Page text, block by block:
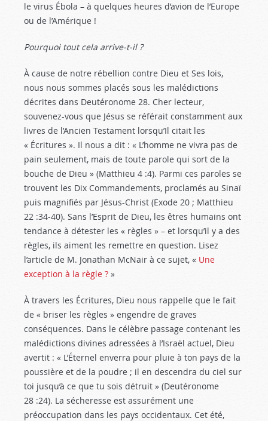
le virus Ébola – à quelques heures d’avion de l’Europe
ou de l’Amérique !
Pourquoi tout cela arrive-t-il ?
À cause de notre rébellion contre Dieu et Ses lois,
nous nous sommes placés sous les malédictions
décrites dans Deutéronome 28. Cher lecteur,
souvenez-vous que Jésus se référait constamment aux
livres de l’Ancien Testament lorsqu’Il citait les
« Écritures ». Il nous a dit : « L’homme ne vivra pas de
pain seulement, mais de toute parole qui sort de la
bouche de Dieu » (Matthieu 4 :4). Parmi ces paroles se
trouvent les Dix Commandements, proclamés au Sinaï
puis magnifiés par Jésus-Christ (Exode 20 ; Matthieu
22 :34-40). Sans l’Esprit de Dieu, les êtres humains ont
tendance à détester les « règles » – et lorsqu’il y a des
règles, ils aiment les remettre en question. Lisez
l’article de M. Jonathan McNair à ce sujet, « Une
exception à la règle ? »
À travers les Écritures, Dieu nous rappelle que le fait
de « briser les règles » engendre de graves
conséquences. Dans le célèbre passage contenant les
malédictions divines adressées à l’Israël actuel, Dieu
avertit : « L’Éternel enverra pour pluie à ton pays de la
poussière et de la poudre ; il en descendra du ciel sur
toi jusqu’à ce que tu sois détruit » (Deutéronome
28 :24). La sécheresse est assurément une
préoccupation dans les pays occidentaux. Cet été,